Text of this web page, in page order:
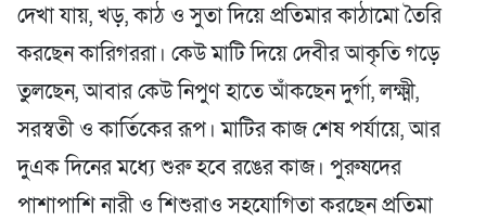
দেখা যায়, খড়, কাঠ ও সুতা দিয়ে প্রতিমার কাঠামো তৈরি
করছেন কারিগররা। কেউ মাটি দিয়ে দেবীর আকৃতি গড়ে
তুলছেন, আবার কেউ নিপুণ হাতে আঁকছেন দুর্গা, লক্ষ্মী,
সরস্বতী ও কার্তিকের রূপ। মাটির কাজ শেষ পর্যায়ে, আর
দুএক দিনের মধ্যে শুরু হবে রঙের কাজ। পুরুষদের
পাশাপাশি নারী ও শিশুরাও সহযোগিতা করছেন প্রতিমা